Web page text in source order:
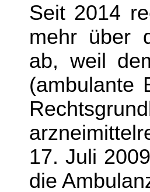
Seit 2014
mehr über
ab, weil
(ambulante
17. Juli
die